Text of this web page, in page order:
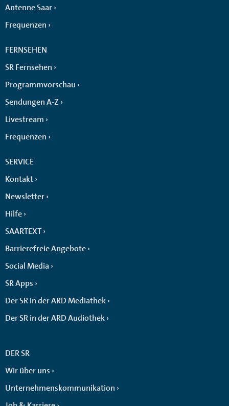
Antenne Saar
Frequenzen
FERNSEHEN
SR Fernsehen
Programmvorschau
Sendungen A-Z
Livestream
Frequenzen
SERVICE
Kontakt
Newsletter
Hilfe
SAARTEXT
Barrierefreie Angebote
Social Media
SR Apps
Der SR in der ARD Mediathek
Der SR in der ARD Audiothek
DER SR
Wir über uns
Unternehmenskommunikation